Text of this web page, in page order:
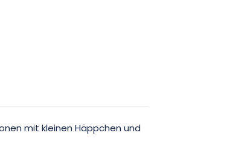
mit kleinen Häppchen und